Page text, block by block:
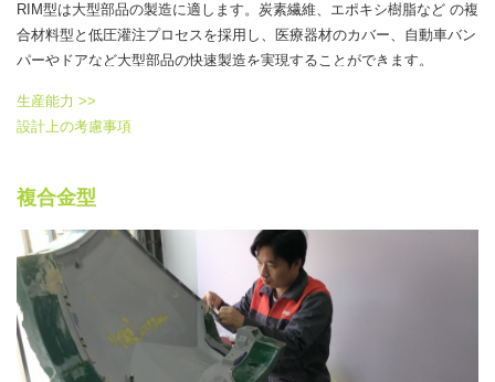
RIM型は大型部品の製造に適します。炭素繊維、エポキシ樹脂など の複
合材料型と低圧灌注プロセスを採用し、医療器材のカバー、自動車バン
パーやドアなど大型部品の快速製造を実現することができます。
生産能力 >>
設計上の考慮事項
複合金型